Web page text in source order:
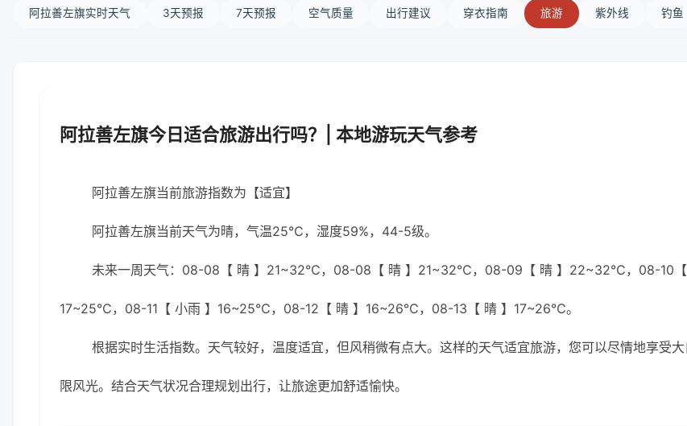
阿拉善左旗实时天气 3天预报 7天预报 空气质量 出行建议 穿衣指南 旅游 紫外线 钓鱼
阿拉善左旗今日适合旅游出行吗？| 本地游玩天气参考
阿拉善左旗当前旅游指数为【适宜】
阿拉善左旗当前天气为晴，气温25℃，湿度59%，44-5级。
未来一周天气：08-08【 晴 】21~32℃，08-08【 晴 】21~32℃，08-09【 晴 】22~32℃，08-10【
17~25℃，08-11【 小雨 】16~25℃，08-12【 晴 】16~26℃，08-13【 晴 】17~26℃。
根据实时生活指数。天气较好，温度适宜，但风稍微有点大。这样的天气适宜旅游，您可以尽情地享受
限风光。结合天气状况合理规划出行，让旅途更加舒适愉快。